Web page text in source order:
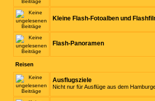
Kleine Flash-Fotoalben und
Flash-Panoramen
Reisen
Ausflugsziele
Nicht nur für Ausflüge aus dem